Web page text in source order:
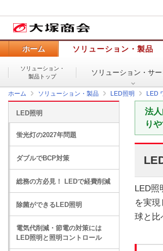
ホーム ソリューション・製品
ソリューション・
製品トップ
ソリューション・ サー
ホーム ソリューション・製品 LED照明 LED
法
り
LED照
を実
球と比
LED照明
蛍光灯の2027年問題
ダブルでBCP対策
総務の方必見！ LEDで経費削減
除菌ができるLED照明
電気代削減・節電の対策には
LED照明と照明コントロール